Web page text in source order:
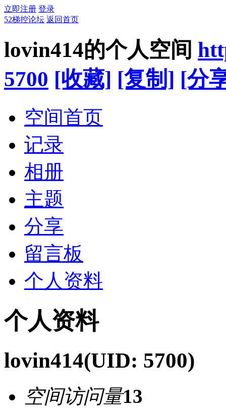
立即注册 登录
52梯控论坛 返回首页
lovin414的个人空间
5700 [收藏] [复制] [分
空间首页
记录
相册
主题
分享
留言板
个人资料
个人资料
lovin414(UID: 5700)
空间访问量13